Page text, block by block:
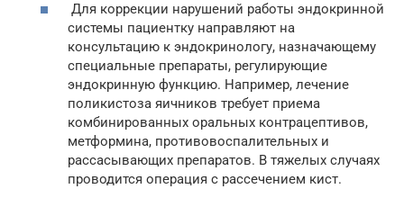
Для коррекции нарушений работы эндокринной
системы пациентку направляют на
консультацию к эндокринологу, назначающему
специальные препараты, регулирующие
эндокринную функцию. Например, лечение
поликистоза яичников требует приема
комбинированных оральных контрацептивов,
метформина, противовоспалительных и
рассасывающих препаратов. В тяжелых случаях
проводится операция с рассечением кист.